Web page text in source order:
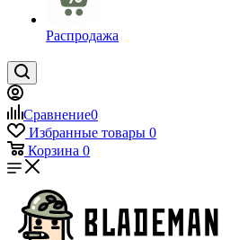
Распродажа
Сравнение0
Избранные товары 0
Корзина 0